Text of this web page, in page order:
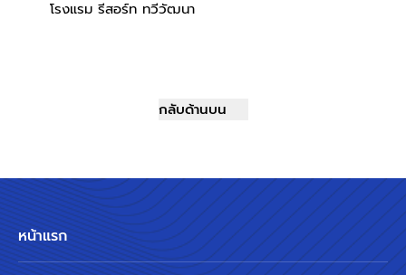
โรงแรม รีสอร์ท ทวีวัฒนา
กลับด้านบน
หน้าแรก